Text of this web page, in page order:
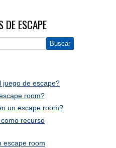
DE ESCAPE
juego de escape?
room?
un escape room?
recurso
escape room